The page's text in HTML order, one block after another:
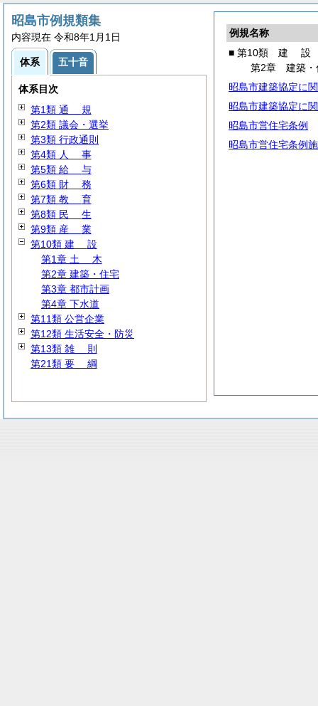
例規名称
■ 第10類 建 設
第2章 建築・
昭島市建築協定に
昭島市建築協定に
昭島市営住宅条例
昭島市営住宅条例
昭島市例規類集
内容現在 令和8年1月1日
体系 五十音
体系目次
第1類 通 規
第2類 議会・選挙
第3類 行政通則
第4類 人 事
第5類 給 与
第6類 財 務
第7類 教 育
第8類 民 生
第9類 産 業
第10類 建 設
第1章 土 木
第2章 建築・住宅
第3章 都市計画
第4章 下水道
第11類 公営企業
第12類 生活安全・防災
第13類 雑 則
第21類 要 綱